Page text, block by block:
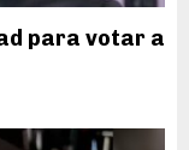
para votar a